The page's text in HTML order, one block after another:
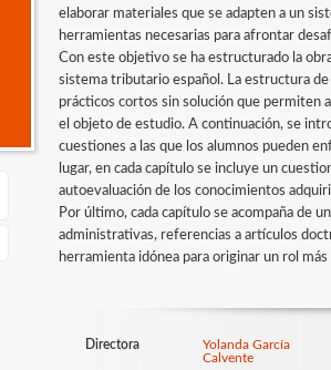
elaborar materiales que se adapten a un
herramientas necesarias para afrontar
Con este objetivo se ha estructurado la
sistema tributario español. La estructura
prácticos cortos sin solución que permiten
el objeto de estudio. A continuación, se
cuestiones a las que los alumnos pueden
lugar, en cada capítulo se incluye un
autoevaluación de los conocimientos
Por último, cada capítulo se acompaña de
administrativas, referencias a artículos
herramienta idónea para originar un rol
Directora
Yolanda García
Calvente